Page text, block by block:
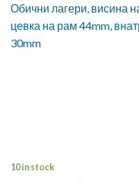
Обични лагери, висина
цевка на рам 44mm,
30mm
10 in stock